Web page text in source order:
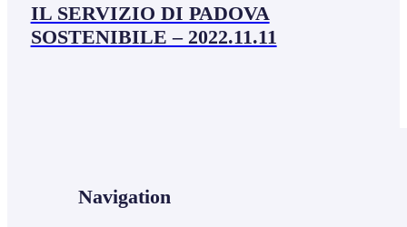
IL SERVIZIO DI PADOVA
SOSTENIBILE – 2022.11.11
Navigation